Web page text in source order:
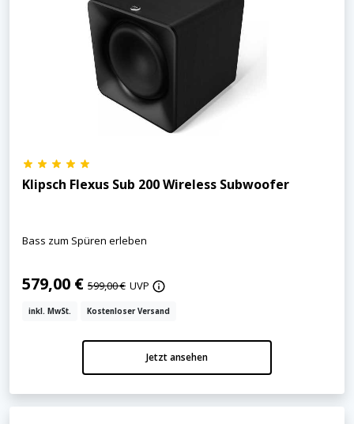
Klipsch Flexus Sub 200 Wireless Subwoofer
Bass zum Spüren erleben
579,00 € 599,00 € UVP
inkl. MwSt. Kostenloser Versand
Jetzt ansehen